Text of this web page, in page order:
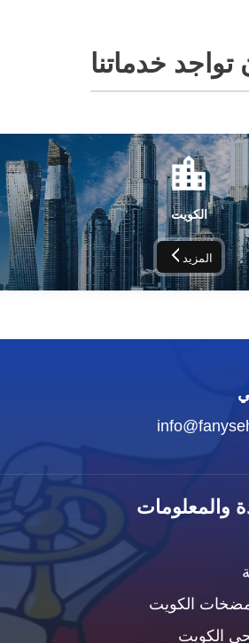
خدماتنا
الكويت
المزيد
والمعلومات
الكويت
الكويت